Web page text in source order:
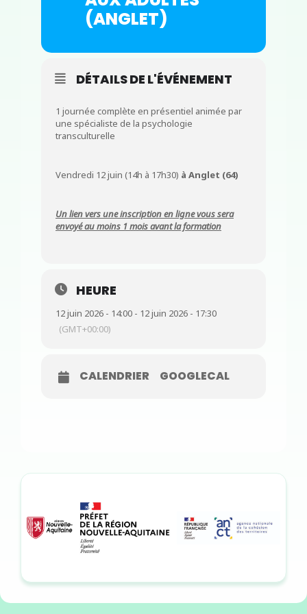
(ANGLET)
DÉTAILS DE L'ÉVÉNEMENT
1 journée complète en présentiel animée par
une spécialiste de la psychologie
transculturelle
Vendredi 12 juin (14h à 17h30) à Anglet (64)
Un lien vers une inscription en ligne vous sera
envoyé au moins 1 mois avant la formation
HEURE
12 juin 2026 - 14:00 - 12 juin 2026 - 17:30
(GMT+00:00)
CALENDRIER GOOGLECAL